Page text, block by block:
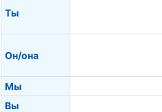
Ты
Он/она
Мы
Вы